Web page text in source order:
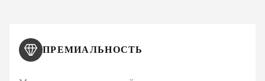
ПРЕМИАЛЬНОСТЬ